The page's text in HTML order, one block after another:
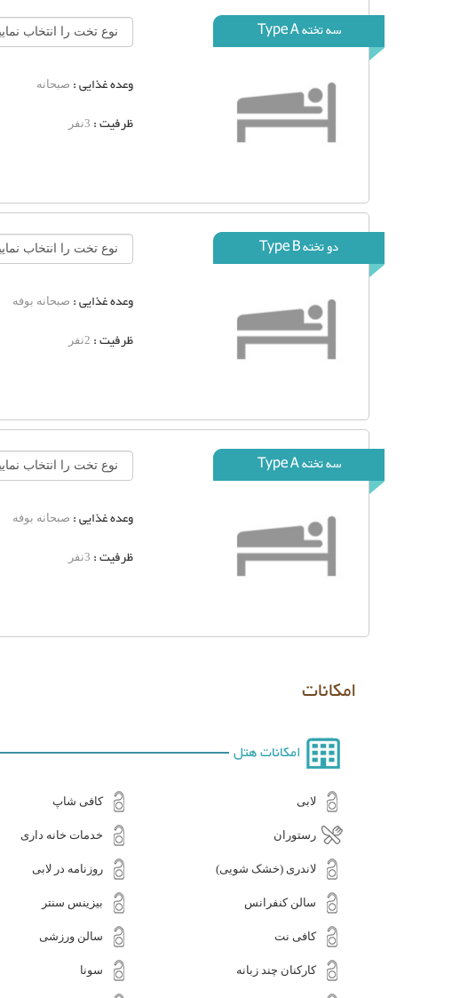
سه تخته Type A
وعده غذایی : صبحانه
ظرفیت : 3نفر
دو تخته Type B
وعده غذایی : صبحانه بوفه
ظرفیت : 2نفر
سه تخته Type A
وعده غذایی : صبحانه بوفه
ظرفیت : 3نفر
امکانات
امکانات هتل
لابی کافی شاپ
رستوران خدمات خانه داری
لاندری (خشک شویی) روزنامه در لابی
سالن کنفرانس بیزینس سنتر
کافی نت سالن ورزشی
کارکنان چند زبانه سونا